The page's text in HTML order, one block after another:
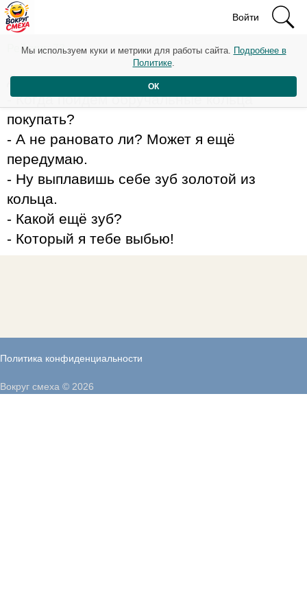
Войти
Рейтинг: 73
Девушка - парню:
- Когда пойдём обручальные кольца
покупать?
- А не рановато ли? Может я ещё
передумаю.
- Ну выплавишь себе зуб золотой из
кольца.
- Какой ещё зуб?
- Который я тебе выбью!
Политика конфиденциальности
Мы используем куки и метрики для работы сайта. Подробнее в
Политике.
ОК
Вокруг смеха © 2026